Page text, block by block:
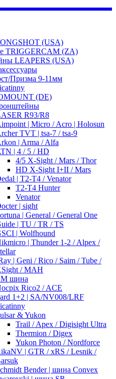
(USA)
TRIGGERCAM (ZA)
LEAPERS (USA)
Призма 9-11мм
(DE)
R93/R8
| Micro / Acro | Holosun
TVT | tsa-7 / tsa-9
| Arma / Alfa
| 4 / 5 / HD
4/5 X-Sight / Mars / Thor
HD X-Sight I+II / Mars
| T2-T4 / Venator
T2-T4 Hunter
Venator
| sight
| General / General One
| TU / TR / TS
| Wolfhound
| Thunder 1-2 / Alpex /
| Geni / Rico / Saim / Tube /
/ MAH
шина
Rico2 / ACE
1+2 | SA/NV008/LRF
& Yukon
Trail / Apex / Digisight Ultra
Thermion / Digex
Yukon Photon / Nordforce
| GTR / xRS / Lesnik /
Bender | шина Convex